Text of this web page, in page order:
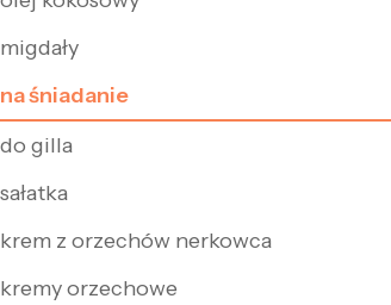
migdały
na śniadanie
do gilla
sałatka
krem z orzechów nerkowca
kremy orzechowe